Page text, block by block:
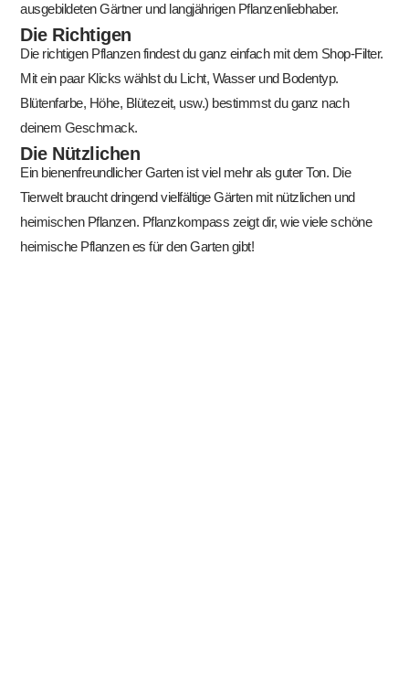
ausgebildeten Gärtner und langjährigen Pflanzenliebhaber.
Die Richtigen
Die richtigen Pflanzen findest du ganz einfach mit dem Shop-Filter.
Mit ein paar Klicks wählst du Licht, Wasser und Bodentyp.
Blütenfarbe, Höhe, Blütezeit, usw.) bestimmst du ganz nach
deinem Geschmack.
Die Nützlichen
Ein bienenfreundlicher Garten ist viel mehr als guter Ton. Die
Tierwelt braucht dringend vielfältige Gärten mit nützlichen und
heimischen Pflanzen. Pflanzkompass zeigt dir, wie viele schöne
heimische Pflanzen es für den Garten gibt!